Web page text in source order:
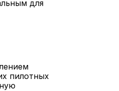
для
пилотных